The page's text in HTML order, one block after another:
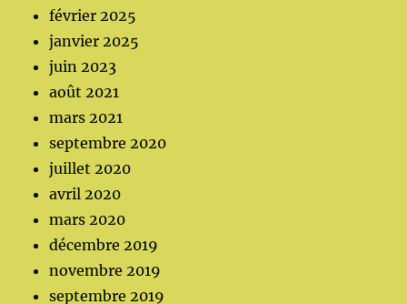
février 2025
janvier 2025
juin 2023
août 2021
mars 2021
septembre 2020
juillet 2020
avril 2020
mars 2020
décembre 2019
novembre 2019
septembre 2019